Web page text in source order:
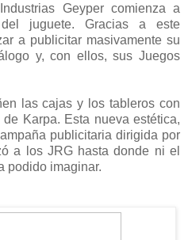
Geyper comienza a
juguete. Gracias a este
a publicitar masivamente su
y, con ellos, sus Juegos
las cajas y los tableros con
Karpa. Esta nueva estética,
publicitaria dirigida por
a los JRG hasta donde ni el
podido imaginar.